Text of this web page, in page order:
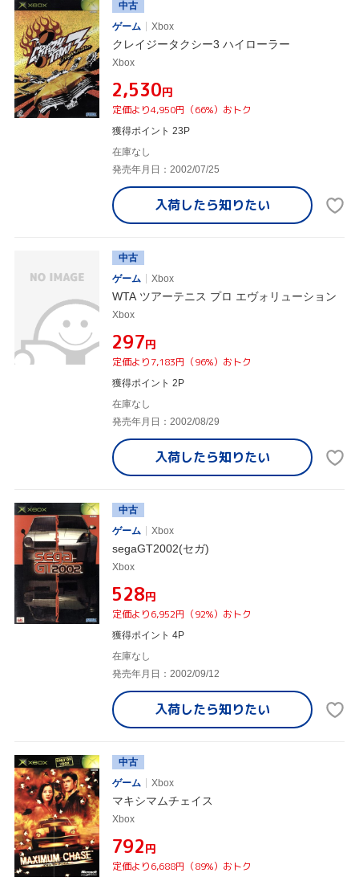
中古
ゲーム
Xbox
クレイジータクシー3 ハイローラー
Xbox
¥2,530円
定価より4,950円（66%）おトク
獲得ポイント 23P
在庫なし
発売年月日：2002/07/25
入荷したら知りたい
中古
ゲーム
Xbox
WTA ツアーテニス プロ エヴォリューション
Xbox
¥297円
定価より7,183円（96%）おトク
獲得ポイント 2P
在庫なし
発売年月日：2002/08/29
入荷したら知りたい
中古
ゲーム
Xbox
segaGT2002(セガ)
Xbox
¥528円
定価より6,952円（92%）おトク
獲得ポイント 4P
在庫なし
発売年月日：2002/09/12
入荷したら知りたい
中古
ゲーム
Xbox
マキシマムチェイス
Xbox
¥792円
定価より6,688円（89%）おトク